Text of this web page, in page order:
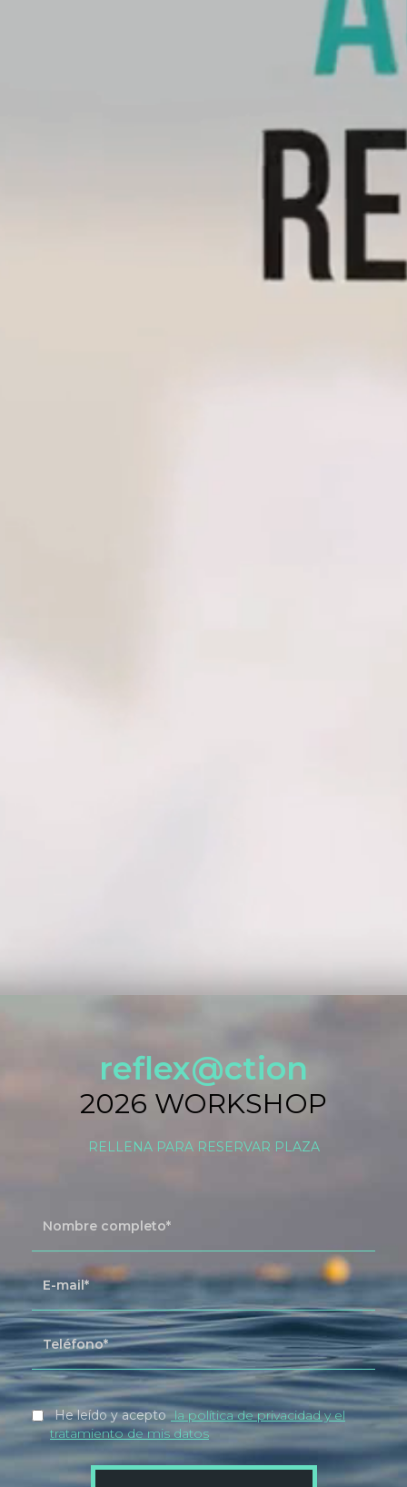
reflex@ction
2026 WORKSHOP
RELLENA PARA RESERVAR PLAZA
He leído y acepto
la política de privacidad y el
tratamiento de mis datos